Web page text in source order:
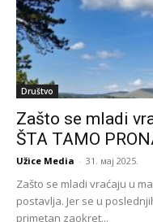
Društvo
Zašto se mladi
ŠTA TAMO
Užice Media - 31. мај 2025.
Zašto se mladi vraćaju u
postavlja. Jer se u
primetan zaokret...